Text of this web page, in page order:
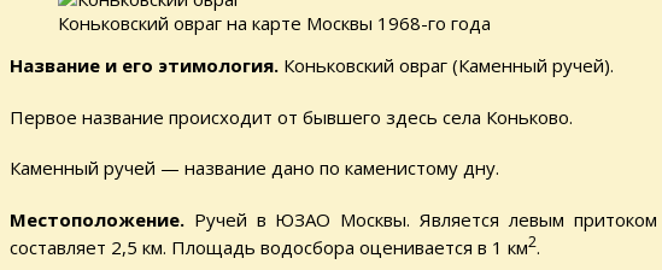
Коньковский овраг на карте Москвы 1968-го года
Название и его этимология. Коньковский овраг (Каменный ручей).
Первое название происходит от бывшего здесь села Коньково.
Каменный ручей — название дано по каменистому дну.
Местоположение. Ручей в ЮЗАО Москвы. Является левым притоком
составляет 2,5 км. Площадь водосбора оценивается в 1 км2.